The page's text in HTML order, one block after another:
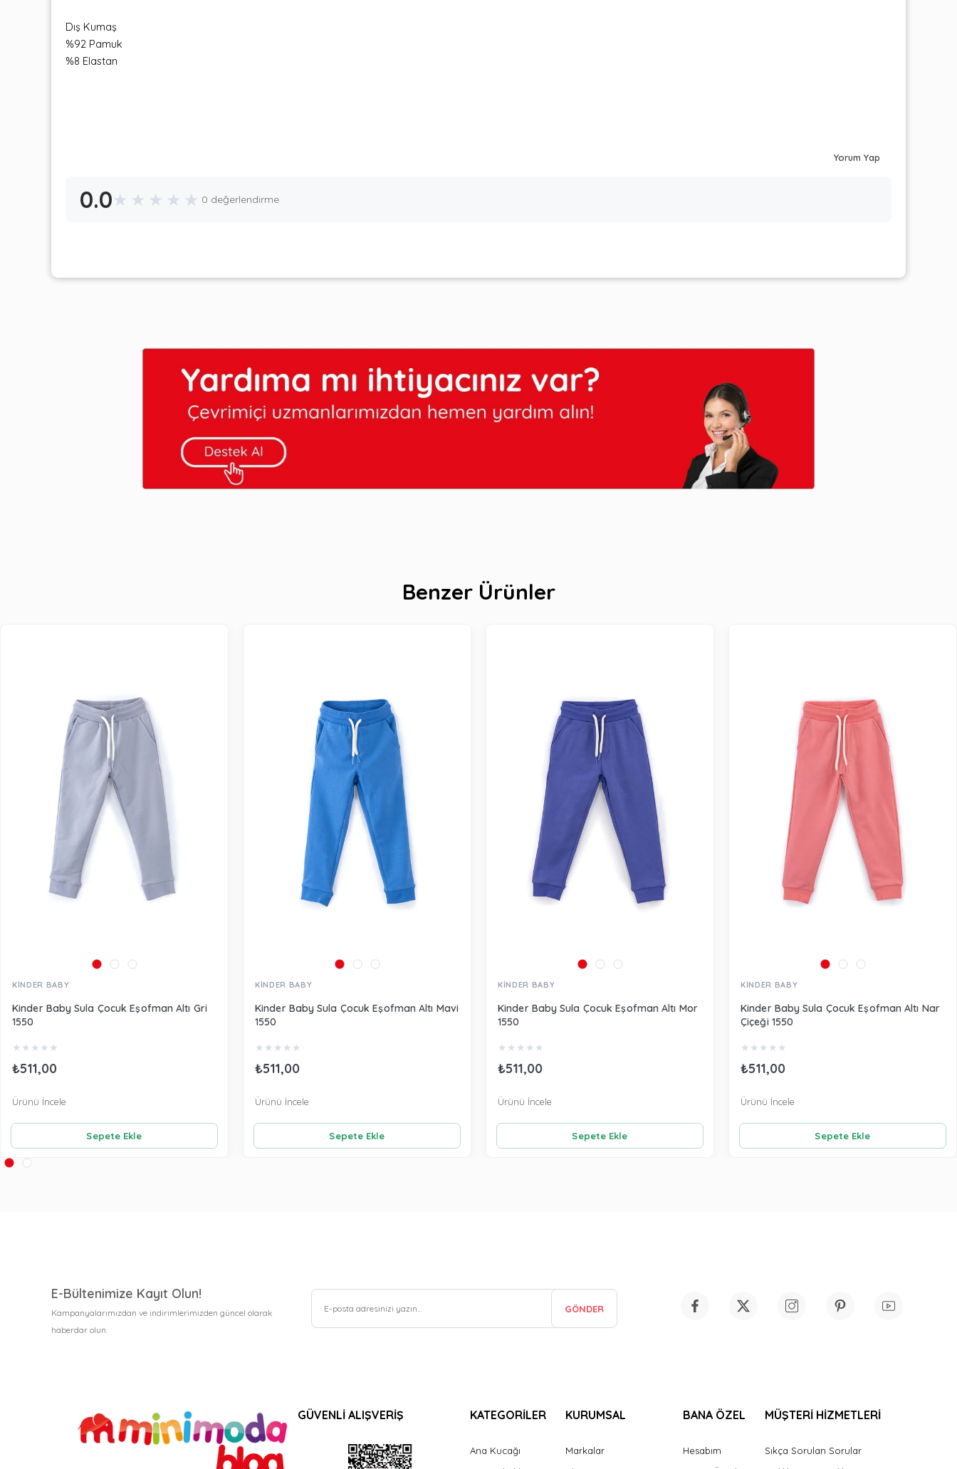
Dış Kumaş
%92 Pamuk
%8 Elastan
Yorum Yap
0.0★ ★ ★ ★ ★ 0 değerlendirme
Benzer Ürünler
KİNDER BABY
Kinder Baby Sula Çocuk Eşofman Altı Gri
1550
★ ★ ★ ★ ★
₺511,00
Sepete Ekle
Ürünü İncele
KİNDER BABY
Kinder Baby Sula Çocuk Eşofman Altı Mavi
1550
★ ★ ★ ★ ★
₺511,00
Sepete Ekle
Ürünü İncele
KİNDER BABY
Kinder Baby Sula Çocuk Eşofman Altı Mor
1550
★ ★ ★ ★ ★
₺511,00
Sepete Ekle
Ürünü İncele
KİNDER BABY
Kinder Baby Sula Çocuk Eşofman Altı Nar
Çiçeği 1550
★ ★ ★ ★ ★
₺511,00
Sepete Ekle
Ürünü İncele
E-Bültenimize Kayıt Olun!
Kampanyalarımızdan ve indirimlerimizden güncel olarak
haberdar olun.
GÖNDER
GÜVENLİ ALIŞVERİŞ KATEGORİLER
Ana Kucağı
KURUMSAL
Markalar
BANA ÖZEL
Hesabım
MÜŞTERİ HİZMETLERİ
Sıkça Sorulan Sorular